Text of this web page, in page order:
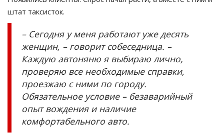
штат таксисток.
– Сегодня у меня работают уже десять
женщин, – говорит собеседница. –
Каждую автоняню я выбираю лично,
проверяю все необходимые справки,
проезжаю с ними по городу.
Обязательное условие – безаварийный
опыт вождения и наличие
комфортабельного авто.